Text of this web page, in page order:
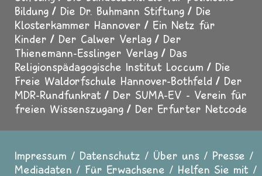
Bildung
Die Dr. Buhmann Stiftung
Die
Klosterkammer Hannover
Ein Netz für
Kinder
Der Calwer Verlag
Der
Thienemann-Esslinger Verlag
Das
Religionspädagogische Institut Loccum
Die
Freie Waldorfschule Hannover-Bothfeld
Der
MDR-Rundfunkrat
Der SUMA-EV - Verein für
freien Wissenszugang
Der Erfurter Netcode
Fußzeile
Impressum Datenschutz Über uns
Presse
Mediadaten
Für Erwachsene Helfen Sie mit